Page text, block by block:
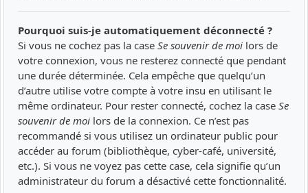
Pourquoi suis-je automatiquement déconnecté ?
Si vous ne cochez pas la case Se souvenir de moi lors de
votre connexion, vous ne resterez connecté que pendant
une durée déterminée. Cela empêche que quelqu’un
d’autre utilise votre compte à votre insu en utilisant le
même ordinateur. Pour rester connecté, cochez la case Se
souvenir de moi lors de la connexion. Ce n’est pas
recommandé si vous utilisez un ordinateur public pour
accéder au forum (bibliothèque, cyber-café, université,
etc.). Si vous ne voyez pas cette case, cela signifie qu’un
administrateur du forum a désactivé cette fonctionnalité.